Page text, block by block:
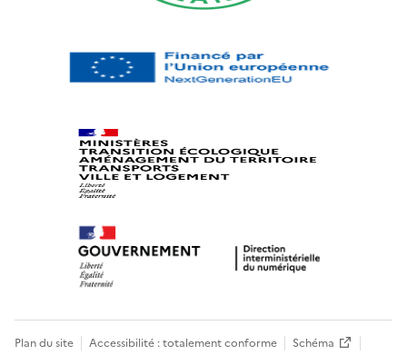
Plan du site Accessibilité : totalement conforme Schéma